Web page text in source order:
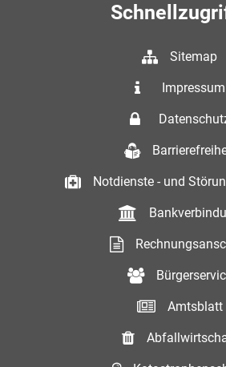
Sitemap
Impressum
Notdienste - und
Amtsblatt